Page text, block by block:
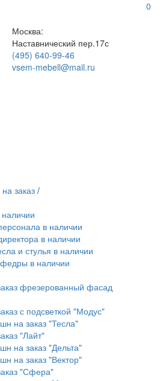
0
Москва:
Наставнический пер.17с
(495) 640-99-46
vsem-mebell@mail.ru
заказ /
в наличии
в наличии
и стулья в наличии
в наличии
фрезерованный фасад
с подсветкой "Модус"
на заказ "Тесла"
"Лайт"
на заказ "Дельта"
на заказ "Вектор"
"Сфера"